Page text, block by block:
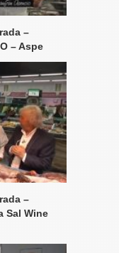
–
– Aspe
–
Sal Wine